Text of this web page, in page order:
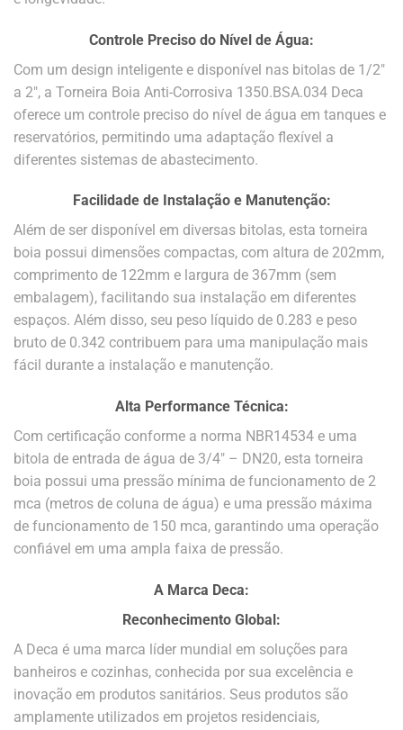
Controle Preciso do Nível de Água:
Com um design inteligente e disponível nas bitolas de 1/2″
a 2″, a Torneira Boia Anti-Corrosiva 1350.BSA.034 Deca
oferece um controle preciso do nível de água em tanques e
reservatórios, permitindo uma adaptação flexível a
diferentes sistemas de abastecimento.
Facilidade de Instalação e Manutenção:
Além de ser disponível em diversas bitolas, esta torneira
boia possui dimensões compactas, com altura de 202mm,
comprimento de 122mm e largura de 367mm (sem
embalagem), facilitando sua instalação em diferentes
espaços. Além disso, seu peso líquido de 0.283 e peso
bruto de 0.342 contribuem para uma manipulação mais
fácil durante a instalação e manutenção.
Alta Performance Técnica:
Com certificação conforme a norma NBR14534 e uma
bitola de entrada de água de 3/4″ – DN20, esta torneira
boia possui uma pressão mínima de funcionamento de 2
mca (metros de coluna de água) e uma pressão máxima
de funcionamento de 150 mca, garantindo uma operação
confiável em uma ampla faixa de pressão.
A Marca Deca:
Reconhecimento Global:
A Deca é uma marca líder mundial em soluções para
banheiros e cozinhas, conhecida por sua excelência e
inovação em produtos sanitários. Seus produtos são
amplamente utilizados em projetos residenciais,